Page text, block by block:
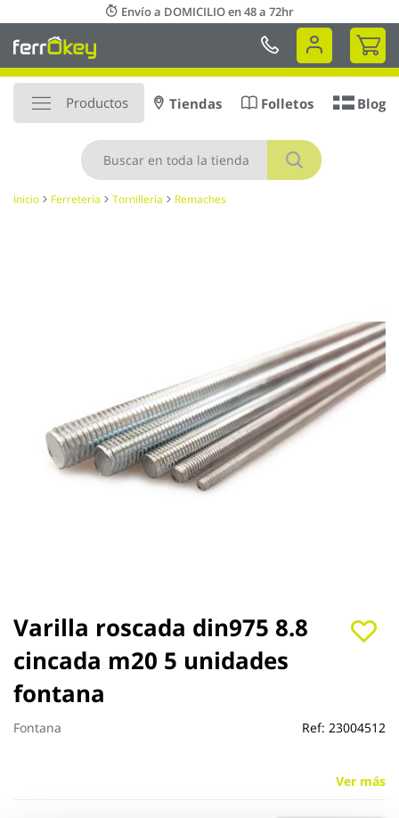
al
contenido
Envío a DOMICILIO en 48 a 72hr
Mi
Productos
Buscar
Tiendas Folletos Blog
Inicio Ferretería Tornillería Remaches
Varilla roscada din975 8.8
cincada m20 5 unidades
fontana
Fontana Ref: 23004512
Ver más
Saltar
al
comienzo
de
la
galería
de